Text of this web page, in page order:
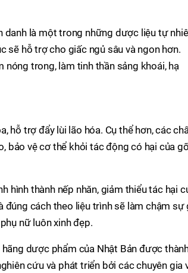
là một trong những dược liệu tự
sẽ hỗ trợ cho giấc ngủ sâu và ngon hơn.
nóng trong, làm tinh thần sảng khoái, hạ
hỗ trợ đẩy lùi lão hóa. Cụ thể hơn, các
bảo vệ cơ thể khỏi tác động có hại của
hình thành nếp nhăn, giảm thiểu tác hại
đúng cách theo liệu trình sẽ làm chậm sự
nữ luôn xinh đẹp.
dược phẩm của Nhật Bản được
cứu và phát triển bởi các chuyên gia